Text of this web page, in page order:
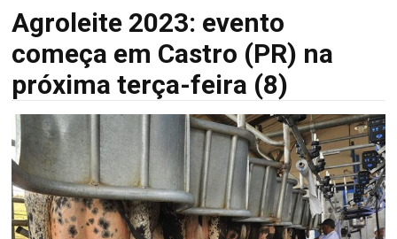
Agroleite 2023: evento
começa em Castro (PR) na
próxima terça-feira (8)